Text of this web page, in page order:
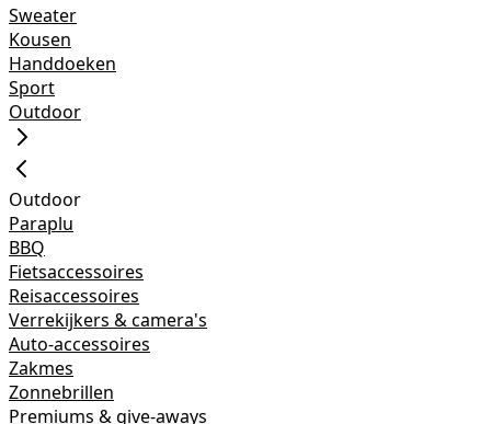
Sweater
Kousen
Handdoeken
Sport
Outdoor
Outdoor
Paraplu
BBQ
Fietsaccessoires
Reisaccessoires
Verrekijkers & camera's
Auto-accessoires
Zakmes
Zonnebrillen
Premiums & give-aways